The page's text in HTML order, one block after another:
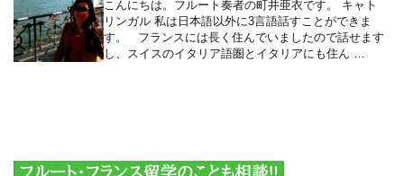
こんにちは。フルート奏者の町井亜衣です。 キャト
リンガル 私は日本語以外に3言語話すことができま
す。 フランスには長く住んでいましたので話せます
し、スイスのイタリア語圏とイタリアにも住ん …